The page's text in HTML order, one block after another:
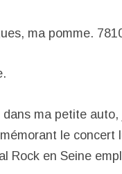
ma pomme.
dans ma petite auto,
le concert
Rock en Seine